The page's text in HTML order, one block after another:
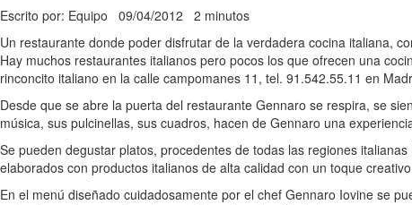
Escrito por: Equipo 09/04/2012 2 minutos
Un restaurante donde poder disfrutar de la verdadera cocina italiana,
Hay muchos restaurantes italianos pero pocos los que ofrecen una
rinconcito italiano en la calle campomanes 11, tel. 91.542.55.11 en
Desde que se abre la puerta del restaurante Gennaro se respira, se
música, sus pulcinellas, sus cuadros, hacen de Gennaro una
Se pueden degustar platos, procedentes de todas las regiones
elaborados con productos italianos de alta calidad con un toque
En el menú diseñado cuidadosamente por el chef Gennaro Iovine se